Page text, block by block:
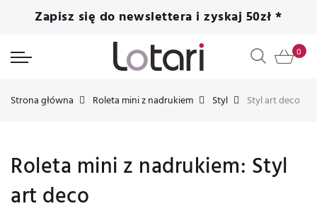
Zapisz się do newslettera i zyskaj 50zł *
Strona główna Roleta mini z nadrukiem Styl Styl art deco
Roleta mini z nadrukiem: Styl
art deco